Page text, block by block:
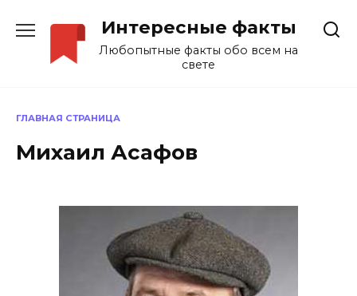
содержанию
Интересные факты
Любопытные факты обо всем на
свете
ГЛАВНАЯ СТРАНИЦА
Михаил Асафов